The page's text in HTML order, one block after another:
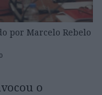
por Marcelo Rebelo
o